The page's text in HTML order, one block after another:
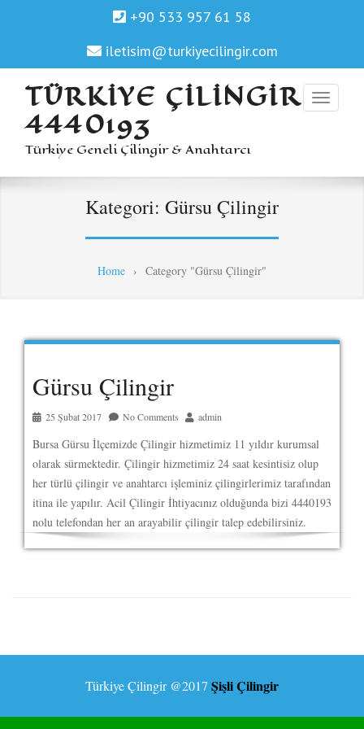
+90 533 957 61 58
iletisim@turkiyecilingir.com
TÜRKIYE ÇILINGIR
4440193
Türkiye Geneli Çilingir & Anahtarcı
Kategori: Gürsu Çilingir
Home › Category "Gürsu Çilingir"
Gürsu Çilingir
25 Şubat 2017 No Comments admin
Bursa Gürsu İlçemizde Çilingir hizmetimiz 11 yıldır kurumsal
olarak sürmektedir. Çilingir hizmetimiz 24 saat kesintisiz olup
her türlü çilingir ve anahtarcı işleminiz çilingirlerimiz tarafından
itina ile yapılır. Acil Çilingir İhtiyacınız olduğunda bizi 4440193
nolu telefondan her an arayabilir çilingir talep edebilirsiniz.
Türkiye Çilingir @2017 Şişli Çilingir